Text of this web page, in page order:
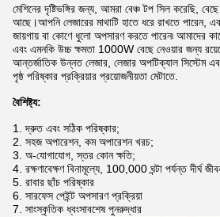
মেশিনের দৃষ্টিভঙ্গির জন্য, আমরা বেঞ্চ টপ সিল করেছি,
আছে।আপনি লেজারের মাথাটি হাতে ধরে রাখতে পারেন,
জায়গায় বা কোণে ধুলো অপসারণ করতে পারেন৷
এবং এমনকি উচ্চ ক্ষমতা 1000W বেছে নেওয়ার জন্য
আন্তর্জাতিক উন্নত লেজার, লেজার অপটিক্যাল সিস্টেম
পৃষ্ঠ পরিষ্কার প্রক্রিয়ার প্রয়োজনীয়তা মেটাতে.
বৈশিষ্ট্য:
1. দ্রুত এবং সঠিক পরিষ্কার;
2. সহজ অপারেশন, কম অপারেশন খরচ;
3. অ-যোগাযোগ, স্তর কোন ক্ষতি;
4. রক্ষণাবেক্ষণ বিনামূল্যে, 100,000 ঘন্টা পর্যন্ত দীর্ঘ
5. রাবার ছাঁচ পরিষ্কার
6. সারফেস পেইন্ট অপসারণ প্রক্রিয়া
7. সাংস্কৃতিক ধ্বংসাবশেষ পুনরুদ্ধার